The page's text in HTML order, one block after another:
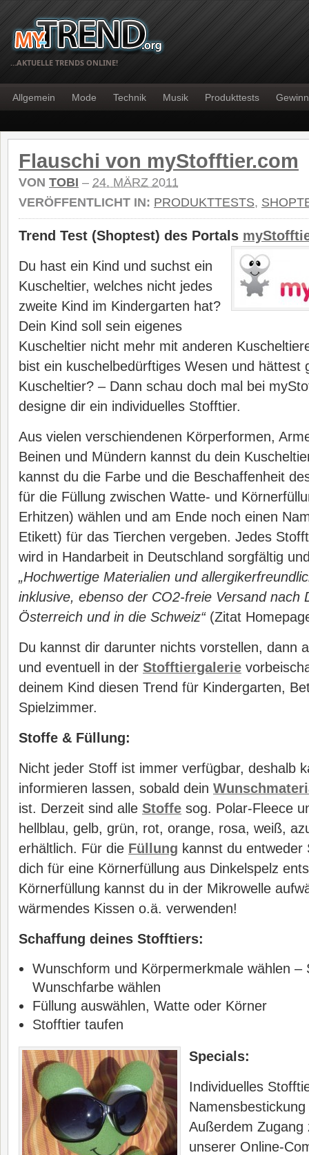
…AKTUELLE TRENDS ONLINE!
Allgemein Mode Technik Musik Produkttests
Flauschi von myStofftier.com
VON TOBI – 24. MÄRZ 2011
VERÖFFENTLICHT IN: PRODUKTTESTS,
Trend Test (Shoptest) des Portals
Du hast ein Kind und suchst ein
Kuscheltier, welches nicht jedes
zweite Kind im Kindergarten hat?
Dein Kind soll sein eigenes
Kuscheltier nicht mehr mit anderen
bist ein kuschelbedürftiges Wesen und hättest
Kuscheltier? – Dann schau doch mal bei
designe dir ein individuelles Stofftier.
Aus vielen verschiendenen Körperformen,
Beinen und Mündern kannst du dein
kannst du die Farbe und die Beschaffenheit
für die Füllung zwischen Watte- und
Erhitzen) wählen und am Ende noch einen
Etikett) für das Tierchen vergeben. Jedes
wird in Handarbeit in Deutschland sorgfältig
„Hochwertige Materialien und
inklusive, ebenso der CO2-freie Versand nach
Österreich und in die Schweiz“(Zitat
Du kannst dir darunter nichts vorstellen, dann
und eventuell in der Stofftiergalerie
deinem Kind diesen Trend für Kindergarten,
Spielzimmer.
Stoffe & Füllung:
Nicht jeder Stoff ist immer verfügbar, deshalb
informieren lassen, sobald dein
ist. Derzeit sind alle Stoffe sog. Polar-Fleece
hellblau, gelb, grün, rot, orange, rosa, weiß,
erhältlich. Für die Füllung kannst du
dich für eine Körnerfüllung aus Dinkelspelz
Körnerfüllung kannst du in der Mikrowelle
wärmendes Kissen o.ä. verwenden!
Schaffung deines Stofftiers:
Wunschform und Körpermerkmale wählen –
Wunschfarbe wählen
Füllung auswählen, Watte oder Körner
Stofftier taufen
Specials:
Individuelles
Außerdem
unserer Online-